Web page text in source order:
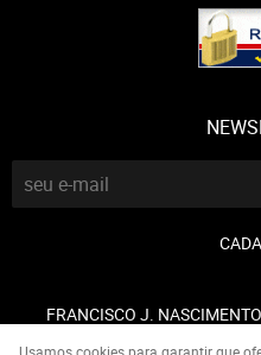
FRANCISCO J. NASCIMENTO